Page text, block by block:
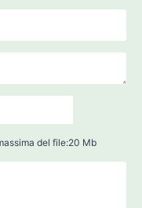
del file:20 Mb